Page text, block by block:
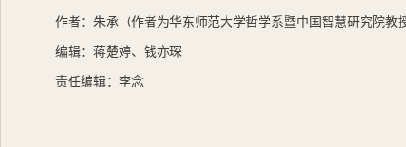
作者：朱承（作者为华东师范大学哲学系暨中国智慧研究院教
编辑：蒋楚婷、钱亦琛
责任编辑：李念